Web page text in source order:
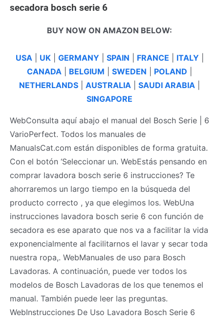
secadora bosch serie 6
BUY NOW ON AMAZON BELOW:
USA UK| GERMANY SPAIN FRANCE ITALY
CANADA
BELGIUM SWEDEN POLAND
NETHERLANDS
AUSTRALIA SAUDI ARABIA
SINGAPORE
WebConsulta aquí abajo el manual del Bosch Serie | 6
VarioPerfect. Todos los manuales de
ManualsCat.com están disponibles de forma gratuita.
Con el botón ‘Seleccionar un. WebEstás pensando en
comprar lavadora bosch serie 6 instrucciones? Te
ahorraremos un largo tiempo en la búsqueda del
producto correcto , ya que elegimos los. WebUna
instrucciones lavadora bosch serie 6 con función de
secadora es ese aparato que nos va a facilitar la vida
exponencialmente al facilitarnos el lavar y secar toda
nuestra ropa,. WebManuales de uso para Bosch
Lavadoras. A continuación, puede ver todos los
modelos de Bosch Lavadoras de los que tenemos el
manual. También puede leer las preguntas.
WebInstrucciones De Uso Lavadora Bosch Serie 6